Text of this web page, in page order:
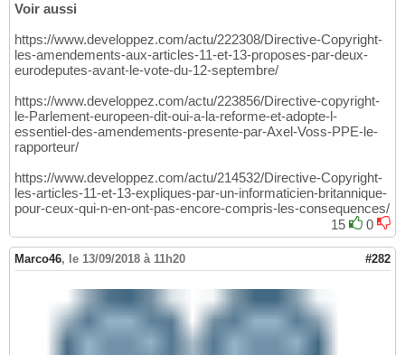
Voir aussi
https://www.developpez.com/actu/222308/Directive-Copyright-
les-amendements-aux-articles-11-et-13-proposes-par-deux-
eurodeputes-avant-le-vote-du-12-septembre/
https://www.developpez.com/actu/223856/Directive-copyright-
le-Parlement-europeen-dit-oui-a-la-reforme-et-adopte-l-
essentiel-des-amendements-presente-par-Axel-Voss-PPE-le-
rapporteur/
https://www.developpez.com/actu/214532/Directive-Copyright-
les-articles-11-et-13-expliques-par-un-informaticien-britannique-
pour-ceux-qui-n-en-ont-pas-encore-compris-les-consequences/
15
0
Marco46, le 13/09/2018 à 11h20 #282